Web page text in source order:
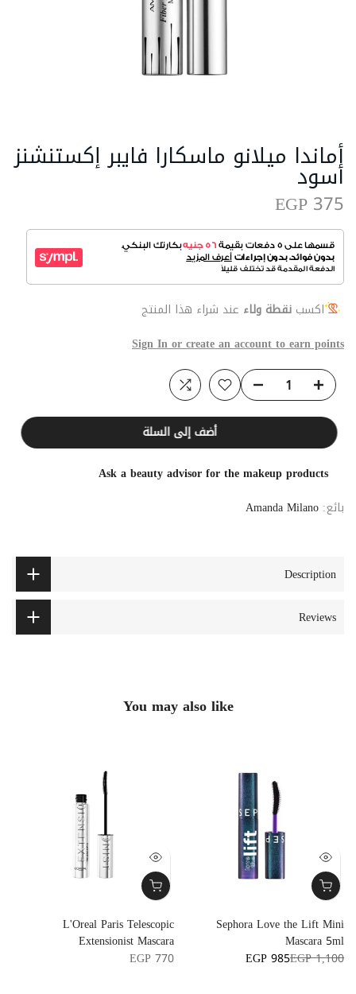
أماندا ميلانو ماسكارا فايبر إكستنشنز
أسود
EGP 375
اكسب نقطة ولاء عند شراء هذا المنتج
Sign In or create an account to earn points
أضف إلى السلة
Ask a beauty advisor for the makeup products
بائع: Amanda Milano
Description
Reviews
You may also like
L'Oreal Paris Telescopic
Extensionist Mascara
EGP 770
Sephora Love the Lift Mini
Mascara 5ml
EGP 1,100
EGP 985